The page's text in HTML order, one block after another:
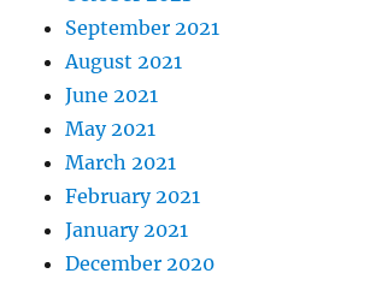
September 2021
August 2021
June 2021
May 2021
March 2021
February 2021
January 2021
December 2020